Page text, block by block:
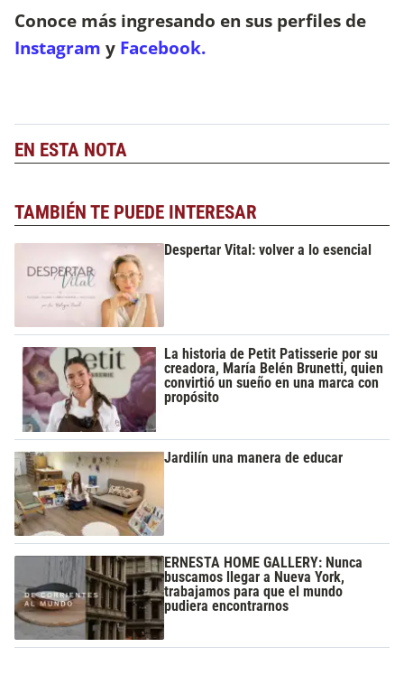
Conoce más ingresando en sus perfiles de
Instagram y Facebook.
EN ESTA NOTA
TAMBIÉN TE PUEDE INTERESAR
Despertar Vital: volver a lo esencial
La historia de Petit Patisserie por su
creadora, María Belén Brunetti, quien
convirtió un sueño en una marca con
propósito
Jardilín una manera de educar
ERNESTA HOME GALLERY: Nunca
buscamos llegar a Nueva York,
trabajamos para que el mundo
pudiera encontrarnos